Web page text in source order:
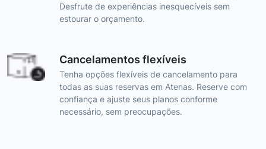
Desfrute de experiências inesquecíveis sem
estourar o orçamento.
Cancelamentos flexíveis
Tenha opções flexíveis de cancelamento para
todas as suas reservas em Atenas. Reserve com
confiança e ajuste seus planos conforme
necessário, sem preocupações.